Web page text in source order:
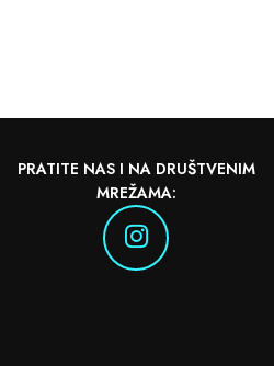
PRATITE NAS I NA DRUŠTVENIM
MREŽAMA: